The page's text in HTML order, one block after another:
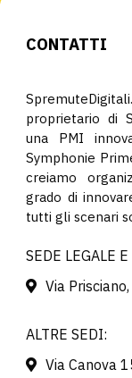
CONTATTI
proprietario di
una PMI
Symphonie
creiamo
grado di
tutti gli scenari
SEDE LEGALE
Via
ALTRE SEDI:
Via Canova